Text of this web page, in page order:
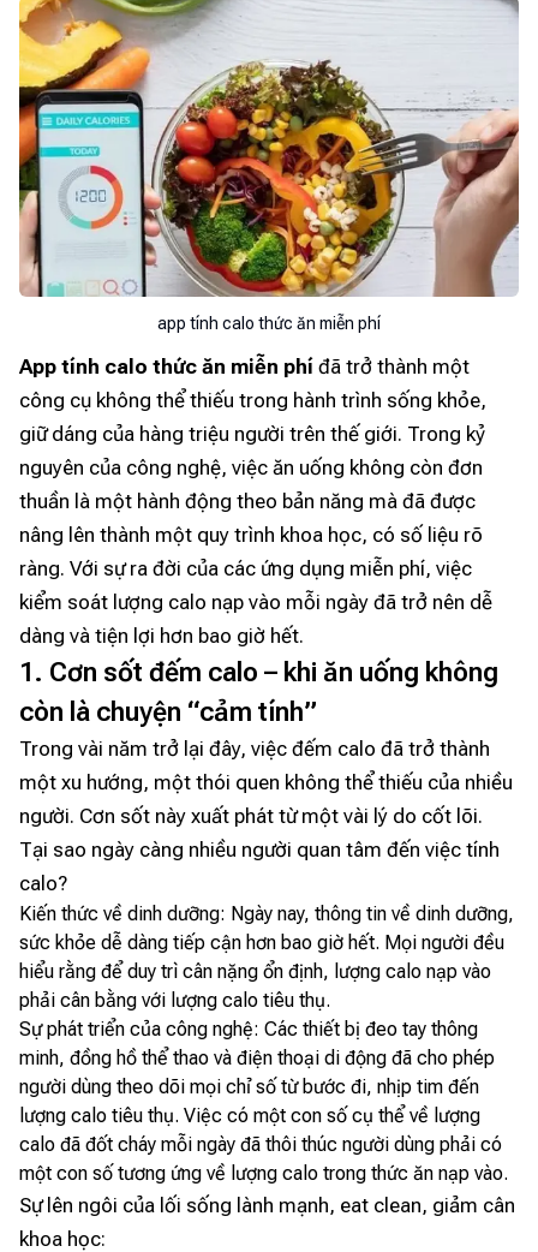
app tính calo thức ăn miễn phí
App tính calo thức ăn miễn phí đã trở thành một
công cụ không thể thiếu trong hành trình sống khỏe,
giữ dáng của hàng triệu người trên thế giới. Trong kỷ
nguyên của công nghệ, việc ăn uống không còn đơn
thuần là một hành động theo bản năng mà đã được
nâng lên thành một quy trình khoa học, có số liệu rõ
ràng. Với sự ra đời của các ứng dụng miễn phí, việc
kiểm soát lượng calo nạp vào mỗi ngày đã trở nên dễ
dàng và tiện lợi hơn bao giờ hết.
1. Cơn sốt đếm calo – khi ăn uống không
còn là chuyện “cảm tính”
Trong vài năm trở lại đây, việc đếm calo đã trở thành
một xu hướng, một thói quen không thể thiếu của nhiều
người. Cơn sốt này xuất phát từ một vài lý do cốt lõi.
Tại sao ngày càng nhiều người quan tâm đến việc tính
calo?
Kiến thức về dinh dưỡng: Ngày nay, thông tin về dinh dưỡng,
sức khỏe dễ dàng tiếp cận hơn bao giờ hết. Mọi người đều
hiểu rằng để duy trì cân nặng ổn định, lượng calo nạp vào
phải cân bằng với lượng calo tiêu thụ.
Sự phát triển của công nghệ: Các thiết bị đeo tay thông
minh, đồng hồ thể thao và điện thoại di động đã cho phép
người dùng theo dõi mọi chỉ số từ bước đi, nhịp tim đến
lượng calo tiêu thụ. Việc có một con số cụ thể về lượng
calo đã đốt cháy mỗi ngày đã thôi thúc người dùng phải có
một con số tương ứng về lượng calo trong thức ăn nạp vào.
Sự lên ngôi của lối sống lành mạnh, eat clean, giảm cân
khoa học: